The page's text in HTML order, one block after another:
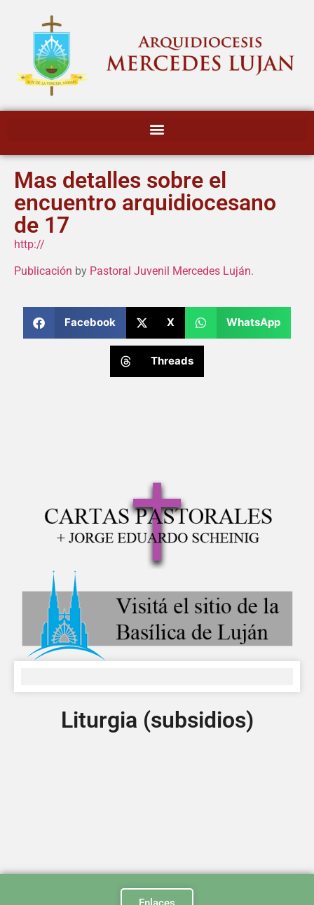
Mas detalles sobre el
encuentro arquidiocesano
de 17
http://
Publicación by Pastoral Juvenil Mercedes Luján.
Facebook X WhatsApp
Threads
Liturgia (subsidios)